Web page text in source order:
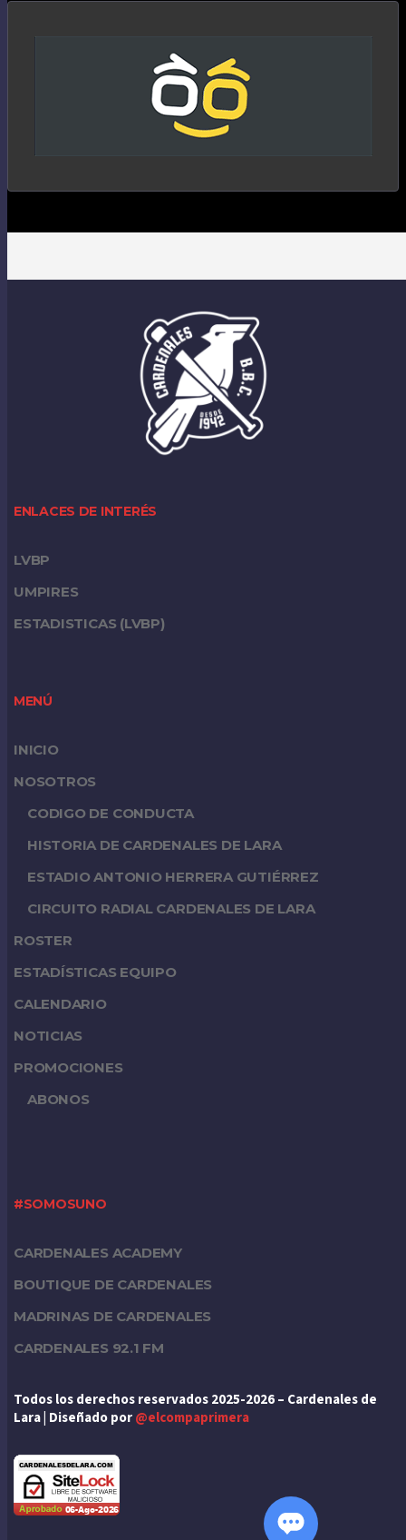
ENLACES DE INTERÉS
LVBP
UMPIRES
ESTADISTICAS (LVBP)
MENÚ
INICIO
NOSOTROS
CODIGO DE CONDUCTA
HISTORIA DE CARDENALES DE LARA
ESTADIO ANTONIO HERRERA GUTIÉRREZ
CIRCUITO RADIAL CARDENALES DE LARA
ROSTER
ESTADÍSTICAS EQUIPO
CALENDARIO
NOTICIAS
PROMOCIONES
ABONOS
#SOMOSUNO
CARDENALES ACADEMY
BOUTIQUE DE CARDENALES
MADRINAS DE CARDENALES
CARDENALES 92.1 FM
Todos los derechos reservados 2025-2026 – Cardenales de
Lara | Diseñado por@elcompaprimera